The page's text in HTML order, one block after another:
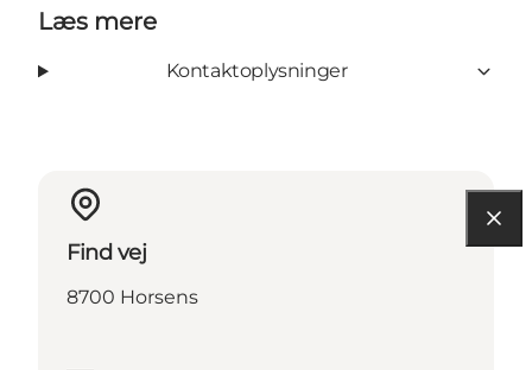
Læs mere
Kontaktoplysninger
Find vej
8700 Horsens